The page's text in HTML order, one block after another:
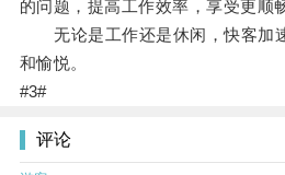
的问题，提高工作效率，享受更顺
无论是工作还是休闲，快客加
和愉悦。
#3#
评论